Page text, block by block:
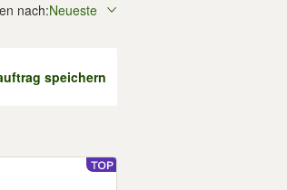
nach:Neueste
speichern